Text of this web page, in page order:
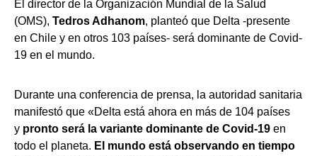
El director de la Organización Mundial de la Salud
(OMS), Tedros Adhanom, planteó que Delta -presente
en Chile y en otros 103 países- será dominante de Covid-
19 en el mundo.
Durante una conferencia de prensa, la autoridad sanitaria
manifestó que «Delta está ahora en más de 104 países
y pronto será la variante dominante de Covid-19 en
todo el planeta. El mundo está observando en tiempo